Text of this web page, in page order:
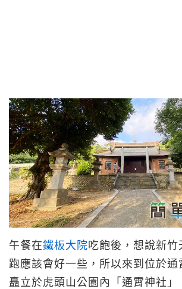
午餐在鐵板大院吃飽後，想說新竹
跑應該會好一些，所以來到位於通
矗立於虎頭山公園內「通霄神社」